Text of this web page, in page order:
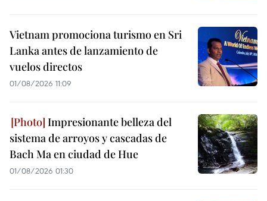
Vietnam promociona turismo en Sri
Lanka antes de lanzamiento de
vuelos directos
01/08/2026 11:09
Impresionante belleza del
sistema de arroyos y cascadas de
Bach Ma en ciudad de Hue
01/08/2026 01:30